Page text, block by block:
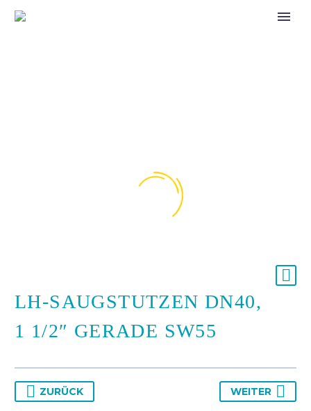
LH-SAUGSTUTZEN DN40,
1 1/2″ GERADE SW55
ZURÜCK WEITER